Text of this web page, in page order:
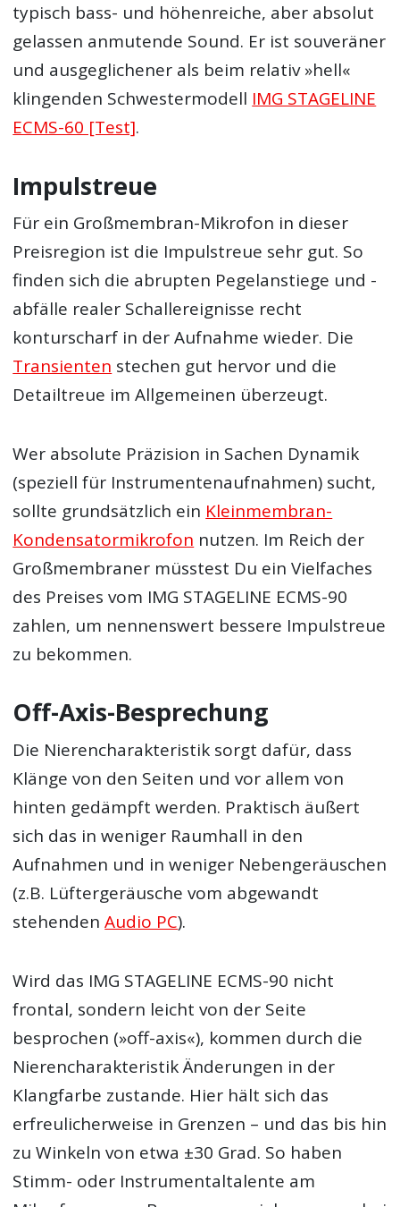
typisch bass- und höhenreiche, aber absolut
gelassen anmutende Sound. Er ist souveräner
und ausgeglichener als beim relativ »hell«
klingenden Schwestermodell IMG STAGELINE
ECMS-60 [Test].
Impulstreue
Für ein Großmembran-Mikrofon in dieser
Preisregion ist die Impulstreue sehr gut. So
finden sich die abrupten Pegelanstiege und -
abfälle realer Schallereignisse recht
konturscharf in der Aufnahme wieder. Die
Transienten stechen gut hervor und die
Detailtreue im Allgemeinen überzeugt.
Wer absolute Präzision in Sachen Dynamik
(speziell für Instrumentenaufnahmen) sucht,
sollte grundsätzlich ein Kleinmembran-
Kondensatormikrofon nutzen. Im Reich der
Großmembraner müsstest Du ein Vielfaches
des Preises vom IMG STAGELINE ECMS-90
zahlen, um nennenswert bessere Impulstreue
zu bekommen.
Off-Axis-Besprechung
Die Nierencharakteristik sorgt dafür, dass
Klänge von den Seiten und vor allem von
hinten gedämpft werden. Praktisch äußert
sich das in weniger Raumhall in den
Aufnahmen und in weniger Nebengeräuschen
(z.B. Lüftergeräusche vom abgewandt
stehendenAudio PC).
Wird das IMG STAGELINE ECMS-90 nicht
frontal, sondern leicht von der Seite
besprochen (»off-axis«), kommen durch die
Nierencharakteristik Änderungen in der
Klangfarbe zustande. Hier hält sich das
erfreulicherweise in Grenzen – und das bis hin
zu Winkeln von etwa ±30 Grad. So haben
Stimm- oder Instrumentaltalente am